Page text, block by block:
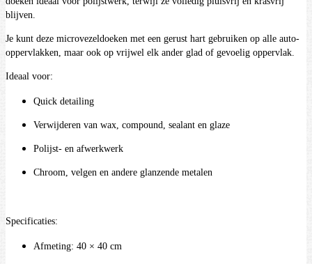
blijven.
Je kunt deze microvezeldoeken met een gerust hart gebruiken op alle auto-
oppervlakken, maar ook op vrijwel elk ander glad of gevoelig oppervlak.
Ideaal voor:
Quick detailing
Verwijderen van wax, compound, sealant en glaze
Polijst- en afwerkwerk
Chroom, velgen en andere glanzende metalen
Specificaties:
Afmeting: 40 × 40 cm